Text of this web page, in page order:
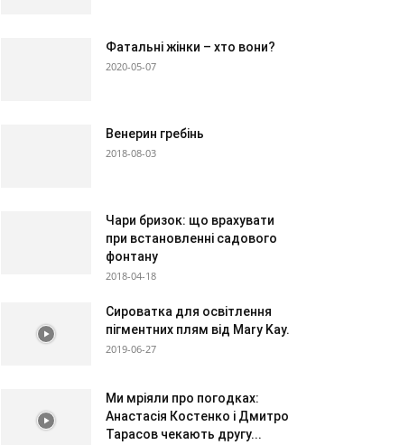
Фатальні жінки – хто вони?
2020-05-07
Венерин гребінь
2018-08-03
Чари бризок: що врахувати
при встановленні садового
фонтану
2018-04-18
Сироватка для освітлення
пігментних плям від Mary Kay.
2019-06-27
Ми мріяли про погодках:
Анастасія Костенко і Дмитро
Тарасов чекають другу...